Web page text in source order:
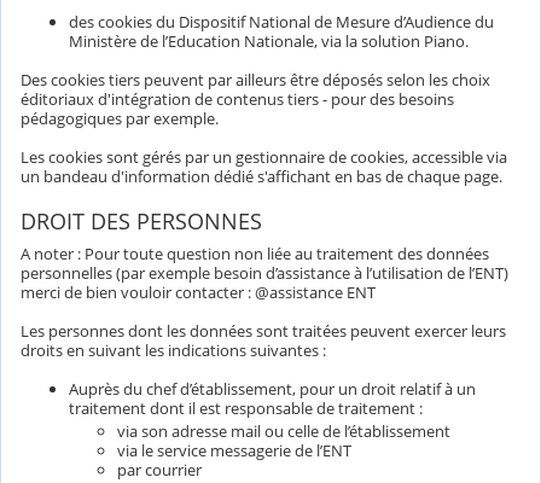
des cookies du Dispositif National de Mesure d’Audience du
Ministère de l’Education Nationale, via la solution Piano.
Des cookies tiers peuvent par ailleurs être déposés selon les choix
éditoriaux d'intégration de contenus tiers - pour des besoins
pédagogiques par exemple.
Les cookies sont gérés par un gestionnaire de cookies, accessible via
un bandeau d'information dédié s'affichant en bas de chaque page.
DROIT DES PERSONNES
A noter : Pour toute question non liée au traitement des données
personnelles (par exemple besoin d’assistance à l’utilisation de l’ENT)
merci de bien vouloir contacter : @assistance ENT
Les personnes dont les données sont traitées peuvent exercer leurs
droits en suivant les indications suivantes :
Auprès du chef d’établissement, pour un droit relatif à un
traitement dont il est responsable de traitement :
via son adresse mail ou celle de l’établissement
via le service messagerie de l’ENT
par courrier